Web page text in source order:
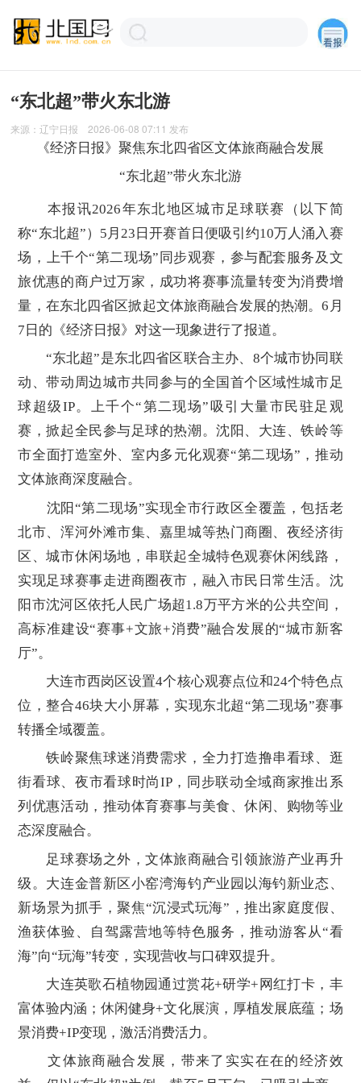
“东北超”带火东北游
来源：辽宁日报 2026-06-08 07:11 发布
《经济日报》聚焦东北四省区文体旅商融合发展
“东北超”带火东北游
本报讯2026年东北地区城市足球联赛（以下简
称“东北超”）5月23日开赛首日便吸引约10万人涌入赛
场，上千个“第二现场”同步观赛，参与配套服务及文
旅优惠的商户过万家，成功将赛事流量转变为消费增
量，在东北四省区掀起文体旅商融合发展的热潮。6月
7日的《经济日报》对这一现象进行了报道。
“东北超”是东北四省区联合主办、8个城市协同联
动、带动周边城市共同参与的全国首个区域性城市足
球超级IP。上千个“第二现场”吸引大量市民驻足观
赛，掀起全民参与足球的热潮。沈阳、大连、铁岭等
市全面打造室外、室内多元化观赛“第二现场”，推动
文体旅商深度融合。
沈阳“第二现场”实现全市行政区全覆盖，包括老
北市、浑河外滩市集、嘉里城等热门商圈、夜经济街
区、城市休闲场地，串联起全城特色观赛休闲线路，
实现足球赛事走进商圈夜市，融入市民日常生活。沈
阳市沈河区依托人民广场超1.8万平方米的公共空间，
高标准建设“赛事+文旅+消费”融合发展的“城市新客
厅”。
大连市西岗区设置4个核心观赛点位和24个特色点
位，整合46块大小屏幕，实现东北超“第二现场”赛事
转播全域覆盖。
铁岭聚焦球迷消费需求，全力打造撸串看球、逛
街看球、夜市看球时尚IP，同步联动全域商家推出系
列优惠活动，推动体育赛事与美食、休闲、购物等业
态深度融合。
足球赛场之外，文体旅商融合引领旅游产业再升
级。大连金普新区小窑湾海钓产业园以海钓新业态、
新场景为抓手，聚焦“沉浸式玩海”，推出家庭度假、
渔获体验、自驾露营地等特色服务，推动游客从“看
海”向“玩海”转变，实现营收与口碑双提升。
大连英歌石植物园通过赏花+研学+网红打卡，丰
富体验内涵；休闲健身+文化展演，厚植发展底蕴；场
景消费+IP变现，激活消费活力。
文体旅商融合发展，带来了实实在在的经济效